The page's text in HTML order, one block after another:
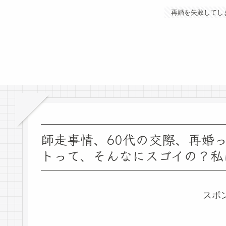
再婚を失敗してし
師走事情、60代の交際、再婚
トって、そんなにスゴイの？
スポ